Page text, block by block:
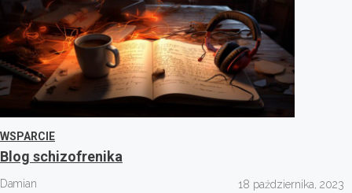
WSPARCIE
Blog schizofrenika
Damian 18 października, 2023